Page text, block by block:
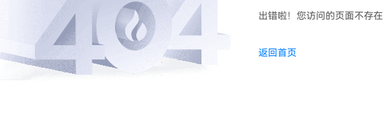
出错啦！您访问的页面不存在
返回首页